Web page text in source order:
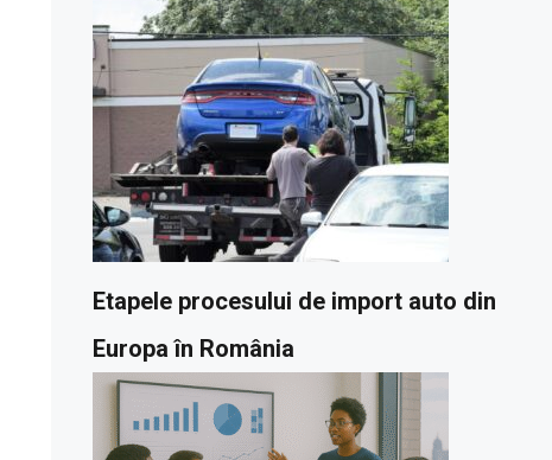
Etapele procesului de import auto din
Europa în România